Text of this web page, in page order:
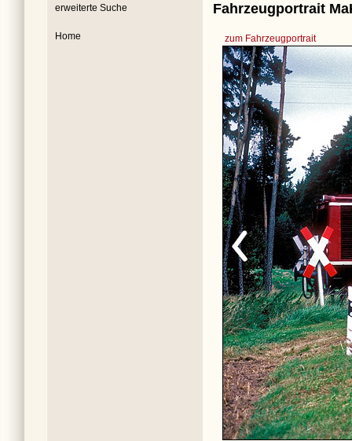
erweiterte Suche
Home
Fahrzeugportrait
zum Fahrzeugportrait